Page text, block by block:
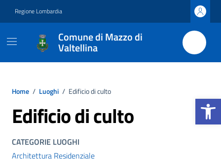
Apri la
Regione Lombardia
Comune di Mazzo di
Valtellina
Home / Luoghi / Edificio di culto
Edificio di culto
CATEGORIE LUOGHI
Architettura Residenziale